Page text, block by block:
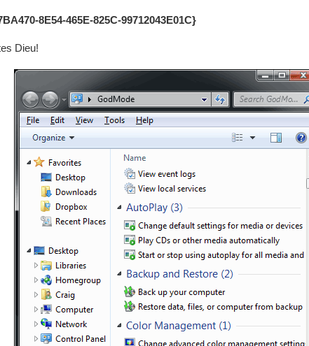
8E54-465E-825C-99712043E01C}
Dieu!